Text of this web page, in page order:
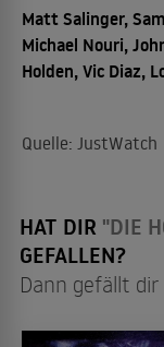
Matt Salinger,
Michael Nouri,
Holden, Vic Diaz,
Quelle: JustWatch
HAT DIR "DIE
GEFALLEN?
Dann gefällt